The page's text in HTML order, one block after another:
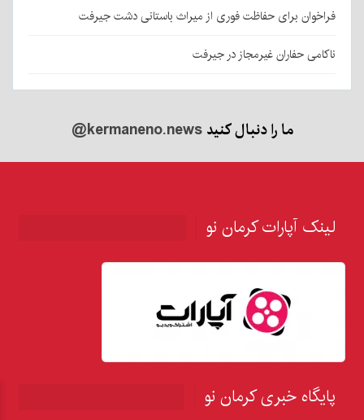
فراخوان برای حفاظت فوری از میراث باستانی دشت جیرفت
ناکامی حفاران غیرمجاز در جیرفت
ما را دنبال کنید@kermaneno.news
لینک آپارات کرمان نو
پایگاه خبری کرمان نو